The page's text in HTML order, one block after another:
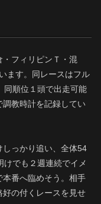
フィリピンＴ・混
ます。同レースはフル
同順位１頭で出走可能
教時計を記録してい
っかり追い、全体54
でも２週連続でイメ
番へ臨めそう。相手
の付くレースを見せ